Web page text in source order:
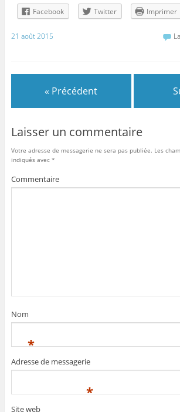
Facebook
Twitter Imprimer
21 août 2015
« Précédent
Laisser un commentaire
Votre adresse de messagerie ne sera pas publiée. Les
indiqués avec *
Commentaire
Nom
*
Adresse de messagerie
*
Site web